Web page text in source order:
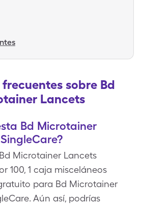
sobre Bd
Lancets
Bd Microtainer
Microtainer Lancets
100, 1 caja misceláneos
para Bd Microtainer
Aún así, podrías